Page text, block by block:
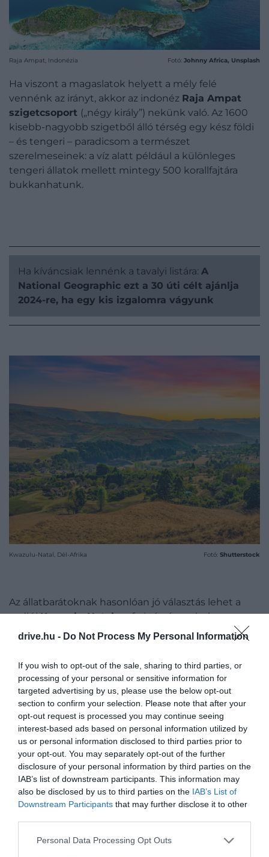
drive.hu - Do Not Process My Personal Information
If you wish to opt-out of the sale, sharing to third parties, or
processing of your personal or sensitive information for
targeted advertising by us, please use the below opt-out
section to confirm your selection. Please note that after your
opt-out request is processed you may continue seeing
interest-based ads based on personal information utilized by
us or personal information disclosed to third parties prior to
your opt-out. You may separately opt-out of the further
disclosure of your personal information by third parties on the
IAB’s list of downstream participants. This information may
also be disclosed by us to third parties on the IAB’s List of
Downstream Participants that may further disclose it to other
Please note that this website/app uses one or more Google
Personal Data Processing Opt Outs
Raja Ampat, Indonézia Fotó: Johnny Africa, Unsplash
Ha viszont a magaslatok helyett a mély felé
vennénk az irányt, akkor az indonéz Raja Ampat
szigetcsoport („négy király”) nekünk való. Az 1600
kisebb-nagyobb szigetből álló térség egy kész földi
– és tengeri – paradicsom a természet
szerelmeseinek: a víz alatt például a különleges
tengeri állatok mellett mintegy 500 korallfajtára
bukkanhatunk.
Ha kíváncsiak lennénk a tavalyi listára: A
National Geographic ezt a 30 úti célt ajánlja
2024-re, ha egy kis izgalomra vágyunk
Kwazulu-Natal, Dél-Afrika Fotó: Shutterstock
Az állatbarátoknak hasonlóan jó választás lehet a
vadiújKwazulu-Natalszafari térsége, ahol a
világhírű Kruger Nemzeti Park tömege nélkül
tudjuk megcsodálni Afrika jellegzetes állatvilágát. A
visszatelepíteniük a 200 négyzetkilométert is
meghaladó területre az oroszlánokat, az elefántokat
és mások mellett a veszélyeztetett státuszú fekete
rinocéroszokat is.